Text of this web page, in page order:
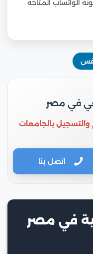
الواتساب المتاحة
في مصر
والتسجيل بالجامعات
اتصل بنا
في مصر